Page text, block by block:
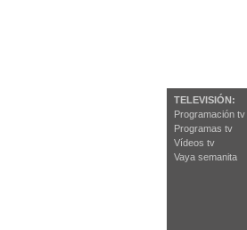
TELEVISIÓN:
Programación tv
Programas tv
Vídeos tv
Vaya semanita